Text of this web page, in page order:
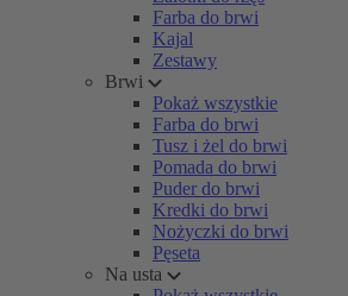
Farba do brwi
Kajal
Zestawy
Brwi
Pokaż wszystkie
Farba do brwi
Tusz i żel do brwi
Pomada do brwi
Puder do brwi
Kredki do brwi
Nożyczki do brwi
Pęseta
Na usta